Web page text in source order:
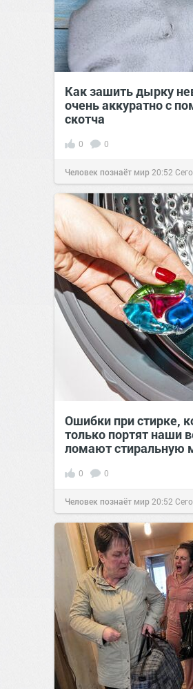
Как зашить дырку
очень аккуратно с
скотча
0 0
Человек познаёт мир 20:52
Ошибки при стирке,
только портят наши
ломают стиральную
0 0
Человек познаёт мир 20:52